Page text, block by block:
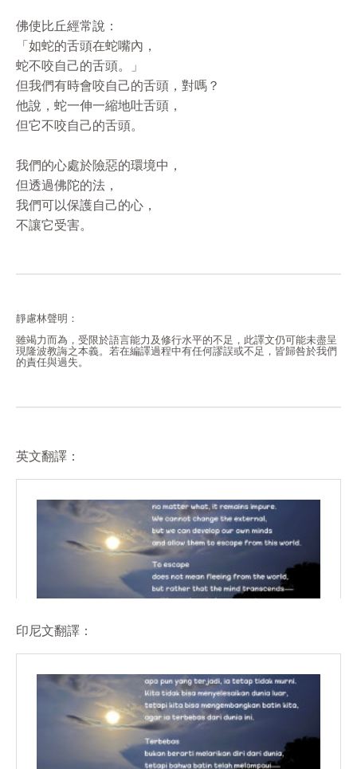
佛使比丘經常說：
「如蛇的舌頭在蛇嘴內，
蛇不咬自己的舌頭。」
但我們有時會咬自己的舌頭，對嗎？
他說，蛇一伸一縮地吐舌頭，
但它不咬自己的舌頭。
我們的心處於險惡的環境中，
但透過佛陀的法，
我們可以保護自己的心，
不讓它受害。
靜慮林聲明：
雖竭力而為，受限於語言能力及修行水平的不足，此譯文仍可能未盡呈
現隆波教誨之本義。若在編譯過程中有任何謬誤或不足，皆歸咎於我們
的責任與過失。
英文翻譯：
印尼文翻譯：